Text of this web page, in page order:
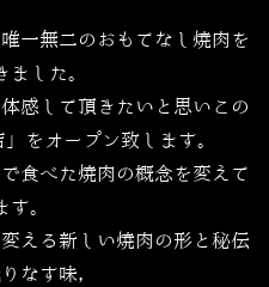
一無二のおもてなし焼肉を
ました。
感して頂きたいと思いこの
をオープン致します。
食べた焼肉の概念を変えて
す。
える新しい焼肉の形と秘伝
なす味，